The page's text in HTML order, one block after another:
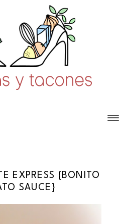
EXPRESS {BONITO
SAUCE}